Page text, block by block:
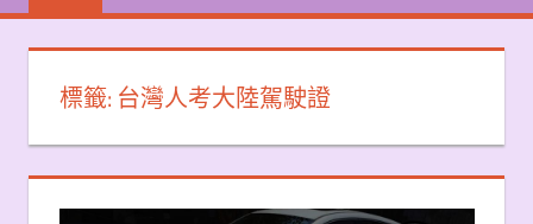
標籤: 台灣人考大陸駕駛證